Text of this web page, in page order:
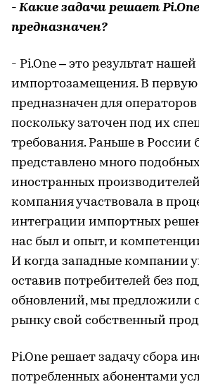
- Какие задачи решает
предназначен?
- Pi.One – это результат
импортозамещения. В первую
предназначен для операторов
поскольку заточен под их
требования. Раньше в России
представлено много
иностранных
компания участвовала в
интеграции импортных
нас был и опыт, и
И когда западные компании
оставив потребителей без
обновлений, мы предложили
рынку свой собственный
Pi.One решает задачу сбора
потребленных абонентами